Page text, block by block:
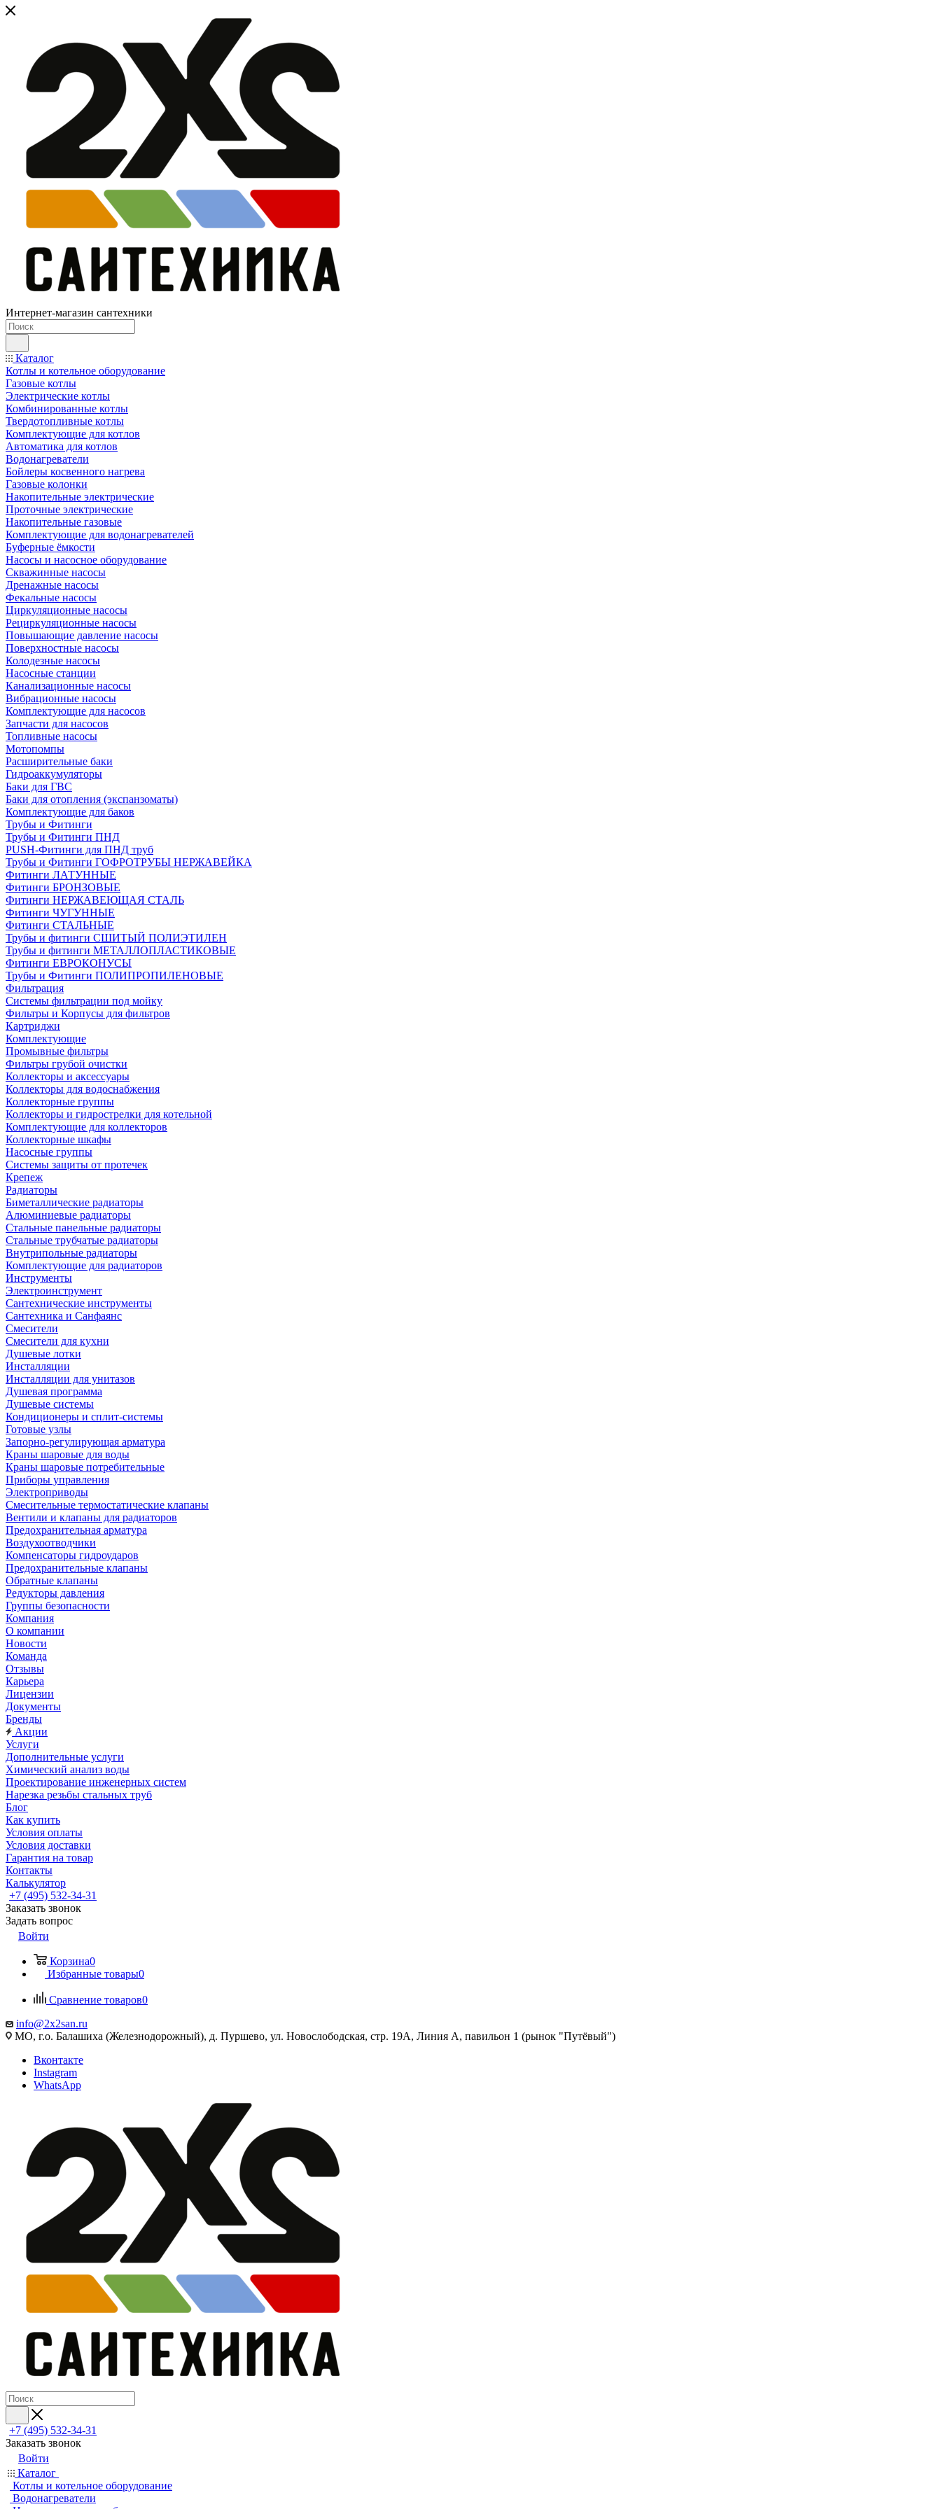
Интернет-магазин сантехники
Каталог
Котлы и котельное оборудование
Газовые котлы
Электрические котлы
Комбинированные котлы
Твердотопливные котлы
Комплектующие для котлов
Автоматика для котлов
Водонагреватели
Бойлеры косвенного нагрева
Газовые колонки
Накопительные электрические
Проточные электрические
Накопительные газовые
Комплектующие для водонагревателей
Буферные ёмкости
Насосы и насосное оборудование
Скважинные насосы
Дренажные насосы
Фекальные насосы
Циркуляционные насосы
Рециркуляционные насосы
Повышающие давление насосы
Поверхностные насосы
Колодезные насосы
Насосные станции
Канализационные насосы
Вибрационные насосы
Комплектующие для насосов
Запчасти для насосов
Топливные насосы
Мотопомпы
Расширительные баки
Гидроаккумуляторы
Баки для ГВС
Баки для отопления (экспанзоматы)
Комплектующие для баков
Трубы и Фитинги
Трубы и Фитинги ПНД
PUSH-Фитинги для ПНД труб
Трубы и Фитинги ГОФРОТРУБЫ НЕРЖАВЕЙКА
Фитинги ЛАТУННЫЕ
Фитинги БРОНЗОВЫЕ
Фитинги НЕРЖАВЕЮЩАЯ СТАЛЬ
Фитинги ЧУГУННЫЕ
Фитинги СТАЛЬНЫЕ
Трубы и фитинги СШИТЫЙ ПОЛИЭТИЛЕН
Трубы и фитинги МЕТАЛЛОПЛАСТИКОВЫЕ
Фитинги ЕВРОКОНУСЫ
Трубы и Фитинги ПОЛИПРОПИЛЕНОВЫЕ
Фильтрация
Системы фильтрации под мойку
Фильтры и Корпусы для фильтров
Картриджи
Комплектующие
Промывные фильтры
Фильтры грубой очистки
Коллекторы и аксессуары
Коллекторы для водоснабжения
Коллекторные группы
Коллекторы и гидрострелки для котельной
Комплектующие для коллекторов
Коллекторные шкафы
Насосные группы
Системы защиты от протечек
Крепеж
Радиаторы
Биметаллические радиаторы
Алюминиевые радиаторы
Стальные панельные радиаторы
Стальные трубчатые радиаторы
Внутрипольные радиаторы
Комплектующие для радиаторов
Инструменты
Электроинструмент
Сантехнические инструменты
Сантехника и Санфаянс
Смесители
Смесители для кухни
Душевые лотки
Инсталляции
Инсталляции для унитазов
Душевая программа
Душевые системы
Кондиционеры и сплит-системы
Готовые узлы
Запорно-регулирующая арматура
Краны шаровые для воды
Краны шаровые потребительные
Приборы управления
Электроприводы
Смесительные термостатические клапаны
Вентили и клапаны для радиаторов
Предохранительная арматура
Воздухоотводчики
Компенсаторы гидроударов
Предохранительные клапаны
Обратные клапаны
Редукторы давления
Группы безопасности
Компания
О компании
Новости
Команда
Отзывы
Карьера
Лицензии
Документы
Бренды
Акции
Услуги
Дополнительные услуги
Химический анализ воды
Проектирование инженерных систем
Нарезка резьбы стальных труб
Блог
Как купить
Условия оплаты
Условия доставки
Гарантия на товар
Контакты
Калькулятор
+7 (495) 532‑34‑31
Заказать звонок
Задать вопрос
Войти
Корзина0
Избранные товары0
Сравнение товаров0
info@2x2san.ru
МО, г.о. Балашиха (Железнодорожный), д. Пуршево, ул. Новослободская, стр. 19А, Линия А, павильон 1 (рынок "Путёвый")
Вконтакте
Instagram
WhatsApp
+7 (495) 532‑34‑31
Заказать звонок
Войти
Каталог
Котлы и котельное оборудование
Водонагреватели